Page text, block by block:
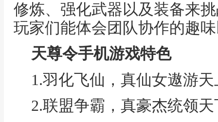
修炼、强化武器以及装备来
玩家们能体会团队协作的趣
天尊令手机游戏特色
1.羽化飞仙，真仙女遨游
2.联盟争霸，真豪杰统领